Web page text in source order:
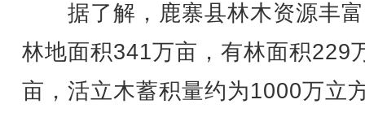
据了解，鹿寨县林木资源丰
林地面积341万亩，有林面积229
亩，活立木蓄积量约为1000万立